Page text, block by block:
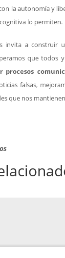
la autonomía y
lo permiten.
invita a construir
que todos
procesos
falsas,
que nos